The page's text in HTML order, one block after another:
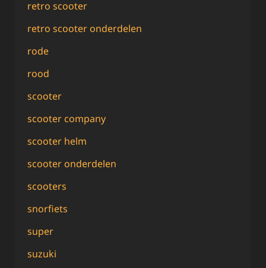
retro scooter
retro scooter onderdelen
rode
rood
scooter
scooter company
scooter helm
scooter onderdelen
scooters
snorfiets
super
suzuki